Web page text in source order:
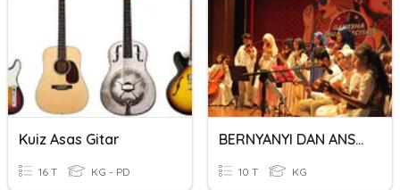
Kuiz Asas Gitar
16 T KG - PD
BERNYANYI DAN ANSAMBEL LAGU POPULER
10 T KG